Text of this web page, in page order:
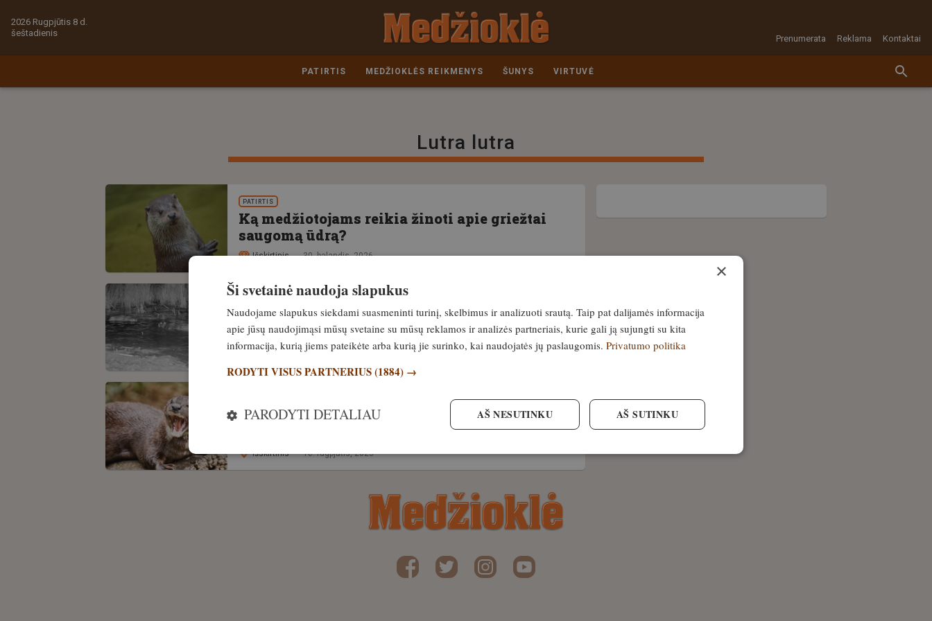
2026 Rugpjūtis 8 d.
šeštadienis
Prenumerata Reklama Kontaktai
PATIRTIS MEDŽIOKLĖS REIKMENYS ŠUNYS VIRTUVĖ
Lutra lutra
PATIRTIS
Ką medžiotojams reikia žinoti apie griežtai
saugomą ūdrą?
Išskirtinis 30. balandis, 2026
VIDEO! Ūdra įsiveržė į bebro teritoriją.
Susitikimo finalas tikrai nustebina!
5. gegužė, 2024
Plaukimas gali būti pavojingas! Moterį
vandenyje užpuolė pikta ūdra
Išskirtinis 18. rugpjūtis, 2023
×
Ši svetainė naudoja slapukus
Naudojame slapukus siekdami suasmeninti turinį, skelbimus ir analizuoti srautą. Taip pat dalijamės informacija
apie jūsų naudojimąsi mūsų svetaine su mūsų reklamos ir analizės partneriais, kurie gali ją sujungti su kita
informacija, kurią jiems pateikėte arba kurią jie surinko, kai naudojatės jų paslaugomis. Privatumo politika
RODYTI VISUS PARTNERIUS(1884) →
AŠ SUTINKU
AŠ NESUTINKU
PARODYTI DETALIAU